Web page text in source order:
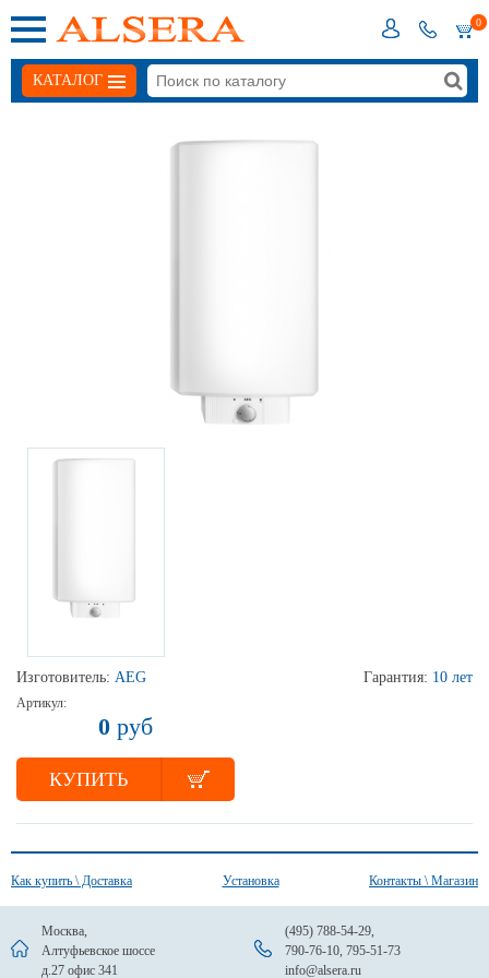
0
КАТАЛОГ
Изготовитель: AEG Гарантия: 10 лет
Артикул:
0 руб
КУПИТЬ
Как купить \ Доставка Установка Контакты \ Магазин
Москва,
Алтуфьевское шоссе
д.27 офис 341
(495) 788-54-29,
790-76-10, 795-51-73
info@alsera.ru